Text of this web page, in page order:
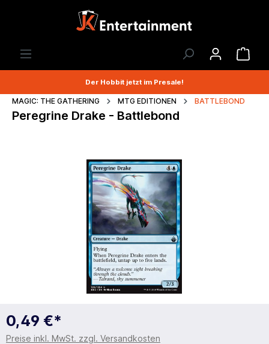
Der Hobbit jetzt im Presale!
MAGIC: THE GATHERING MTG EDITIONEN BATTLEBOND
Peregrine Drake - Battlebond
0,49 €*
Preise inkl. MwSt. zzgl. Versandkosten